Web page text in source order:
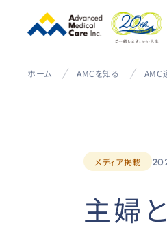
ホーム AMCを知る AMC
メディア掲載
主婦